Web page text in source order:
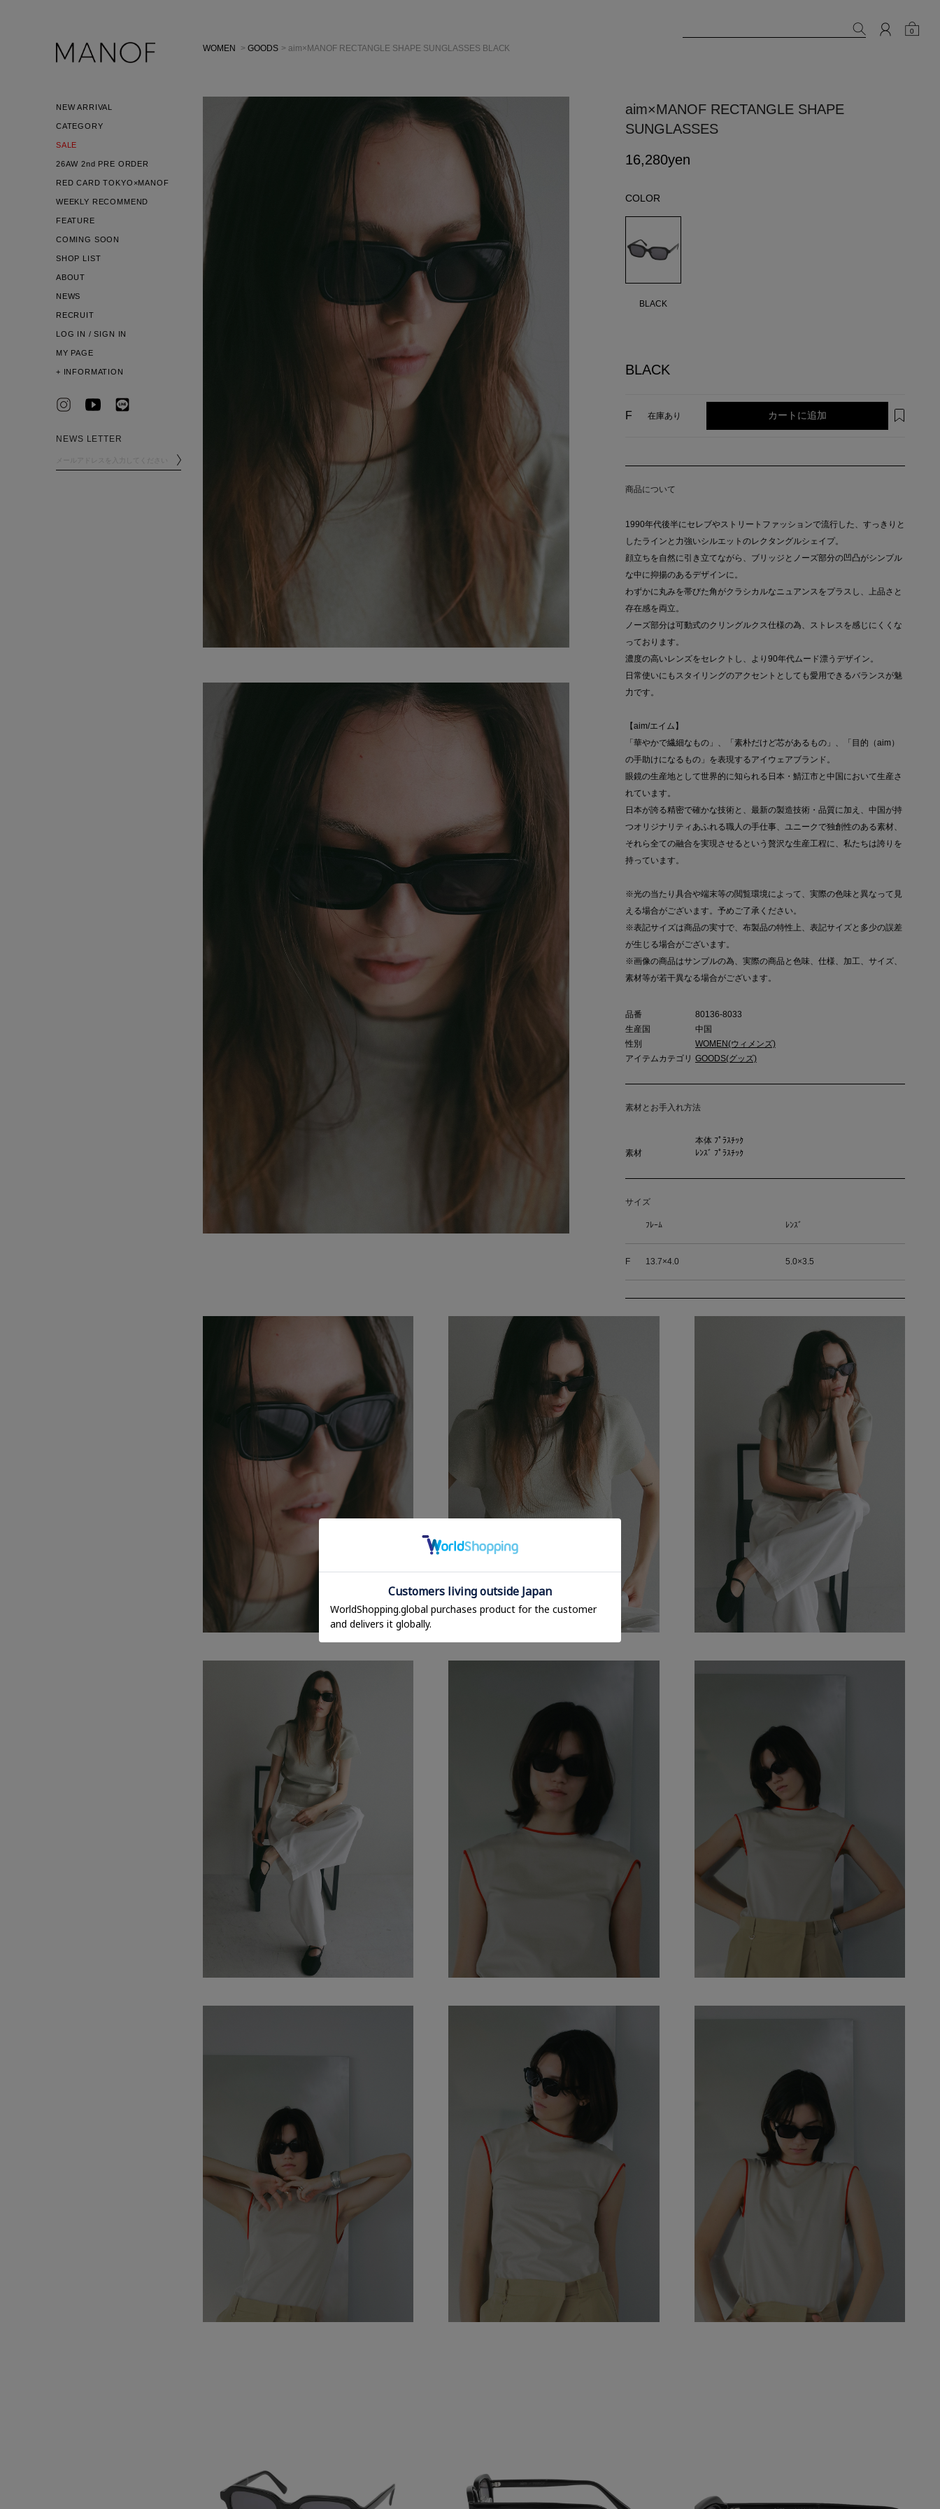
NEW ARRIVAL
CATEGORY
SALE
26AW 2nd PRE ORDER
RED CARD TOKYO×MANOF
WEEKLY RECOMMEND
FEATURE
COMING SOON
SHOP LIST
ABOUT
NEWS
RECRUIT
LOG IN / SIGN IN
MY PAGE
+ INFORMATION
NEWS LETTER
0
WOMEN > GOODS > aim×MANOF RECTANGLE SHAPE SUNGLASSES BLACK
aim×MANOF RECTANGLE SHAPE
SUNGLASSES
16,280yen
COLOR
BLACK
BLACK
F 在庫あり カートに追加
商品について
1990年代後半にセレブやストリートファッションで流行した、すっきりと
したラインと力強いシルエットのレクタングルシェイプ。
顔立ちを自然に引き立てながら、ブリッジとノーズ部分の凹凸がシンプル
な中に抑揚のあるデザインに。
わずかに丸みを帯びた角がクラシカルなニュアンスをプラスし、上品さと
存在感を両立。
ノーズ部分は可動式のクリングルクス仕様の為、ストレスを感じにくくな
っております。
濃度の高いレンズをセレクトし、より90年代ムード漂うデザイン。
日常使いにもスタイリングのアクセントとしても愛用できるバランスが魅
力です。
【aim/エイム】
「華やかで繊細なもの」、「素朴だけど芯があるもの」、「目的（aim）
の手助けになるもの」を表現するアイウェアブランド。
眼鏡の生産地として世界的に知られる日本・鯖江市と中国において生産さ
れています。
日本が誇る精密で確かな技術と、最新の製造技術・品質に加え、中国が持
つオリジナリティあふれる職人の手仕事、ユニークで独創性のある素材、
それら全ての融合を実現させるという贅沢な生産工程に、私たちは誇りを
持っています。
※光の当たり具合や端末等の閲覧環境によって、実際の色味と異なって見
える場合がございます。予めご了承ください。
※表記サイズは商品の実寸で、布製品の特性上、表記サイズと多少の誤差
が生じる場合がございます。
※画像の商品はサンプルの為、実際の商品と色味、仕様、加工、サイズ、
素材等が若干異なる場合がございます。
品番
80136-8033
生産国
中国
性別
WOMEN(ウィメンズ)
アイテムカテゴリ GOODS(グッズ)
素材とお手入れ方法
素材
本体 ﾌﾟﾗｽﾁｯｸ
ﾚﾝｽﾞ ﾌﾟﾗｽﾁｯｸ
サイズ
ﾌﾚｰﾑ ﾚﾝｽﾞ
F 13.7×4.0 5.0×3.5